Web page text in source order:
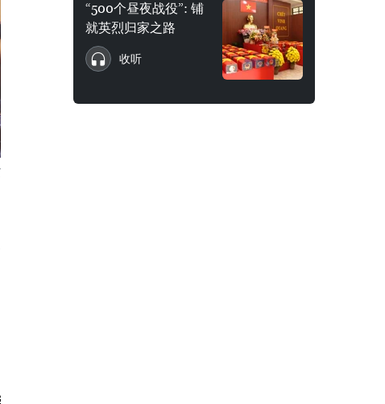
“500个昼夜战役”: 铺
就英烈归家之路
收听